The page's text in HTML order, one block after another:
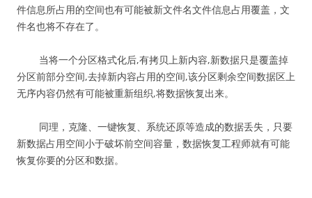
件信息所占用的空间也有可能被新文件名文件信息占用覆盖，文
件名也将不存在了。
当将一个分区格式化后,有拷贝上新内容,新数据只是覆盖掉
分区前部分空间,去掉新内容占用的空间,该分区剩余空间数据区上
无序内容仍然有可能被重新组织,将数据恢复出来。
同理，克隆、一键恢复、系统还原等造成的数据丢失，只要
新数据占用空间小于破坏前空间容量，数据恢复工程师就有可能
恢复你要的分区和数据。